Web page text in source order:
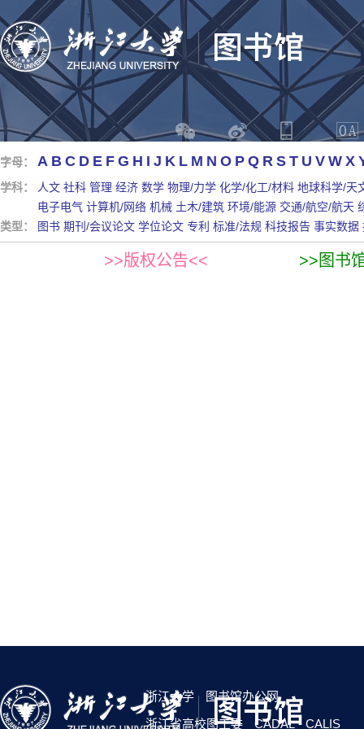
字母： A B C D E F G H I J K L M N O P Q R S T U V W X
学科： 人文 社科 管理 经济 数学 物理/力学 化学/化工/材料 地球科学/天
电子电气 计算机/网络 机械 土木/建筑 环境/能源 交通/航空/航天
类型：
图书 期刊/会议论文 学位论文 专利 标准/法规 科技报告 事实数据
>>版权公告<< >>图书
浙江大学
图书馆办公网
浙江省高校图工委
CADAL CALIS